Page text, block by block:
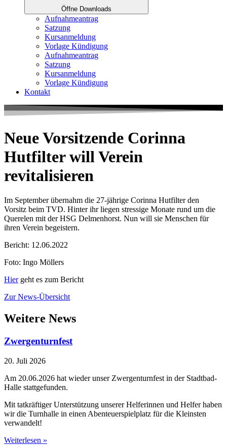
Öffne Downloads
Aufnahmeantrag
Satzung
Kursanmeldung
Vorlage Kündigung
Aufnahmeantrag
Satzung
Kursanmeldung
Vorlage Kündigung
Kontakt
Neue Vorsitzende Corinna
Hutfilter will Verein
revitalisieren
Im September übernahm die 27-jährige Corinna Hutfilter den
Vorsitz beim TVD. Hinter ihr liegen stressige Monate rund um die
Querelen mit der HSG Delmenhorst. Nun will sie Menschen für
ihren Verein begeistern.
Bericht: 12.06.2022
Foto: Ingo Möllers
Hiergeht es zum Bericht
Zur News-Übersicht
Weitere News
Zwergenturnfest
20. Juli 2026
Am 20.06.2026 hat wieder unser Zwergenturnfest in der Stadtbad-
Halle stattgefunden.
Mit tatkräftiger Unterstützung unserer Helferinnen und Helfer haben
wir die Turnhalle in einen Abenteuerspielplatz für die Kleinsten
verwandelt!
Weiterlesen »